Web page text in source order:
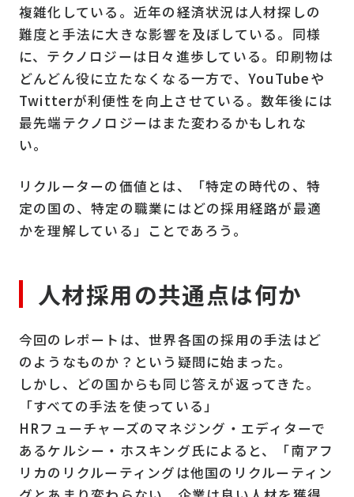
複雑化している。近年の経済状況は人材探しの
難度と手法に大きな影響を及ぼしている。同様
に、テクノロジーは日々進歩している。印刷物は
どんどん役に立たなくなる一方で、YouTubeや
Twitterが利便性を向上させている。数年後には
最先端テクノロジーはまた変わるかもしれな
い。
リクルーターの価値とは、「特定の時代の、特
定の国の、特定の職業にはどの採用経路が最適
かを理解している」ことであろう。
人材採用の共通点は何か
今回のレポートは、世界各国の採用の手法はど
のようなものか？という疑問に始まった。
しかし、どの国からも同じ答えが返ってきた。
「すべての手法を使っている」
HRフューチャーズのマネジング・エディターで
あるケルシー・ホスキング氏によると、「南アフ
リカのリクルーティングは他国のリクルーティン